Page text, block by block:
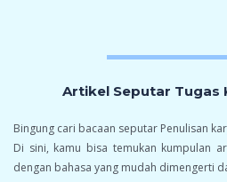
Artikel Seputar Tugas
Bingung cari bacaan seputar Penulisan
Di sini, kamu bisa temukan kumpulan
dengan bahasa yang mudah dimengerti